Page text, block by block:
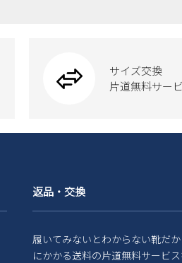
サイズ交換
片道無料サー
返品・交換
履いてみないとわからない靴だ
にかかる送料の片道無料サービス